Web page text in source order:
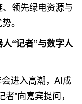
领先绿电资源与
。
“记者”与数字人
进入高潮，AI成
”向嘉宾提问，